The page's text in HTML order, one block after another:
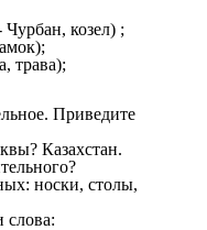
козел) ;
трава);
Приведите
Казахстан.
носки, столы,
слова: